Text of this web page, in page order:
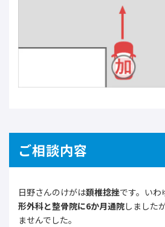
ご相談内容
日野さんのけがは頚椎捻挫です。いわ
形外科と整骨院に6か月通院しました
ませんでした。